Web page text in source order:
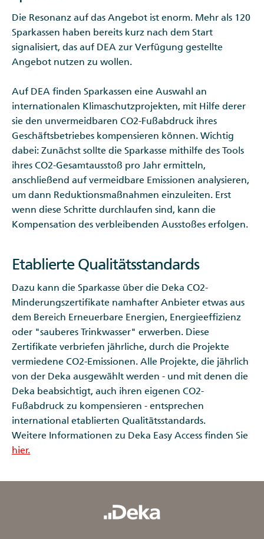
Die Resonanz auf das Angebot ist enorm. Mehr als 120
Sparkassen haben bereits kurz nach dem Start
signalisiert, das auf DEA zur Verfügung gestellte
Angebot nutzen zu wollen.
Auf DEA finden Sparkassen eine Auswahl an
internationalen Klimaschutzprojekten, mit Hilfe derer
sie den unvermeidbaren CO2-Fußabdruck ihres
Geschäftsbetriebes kompensieren können. Wichtig
dabei: Zunächst sollte die Sparkasse mithilfe des Tools
ihres CO2-Gesamtausstoß pro Jahr ermitteln,
anschließend auf vermeidbare Emissionen analysieren,
um dann Reduktionsmaßnahmen einzuleiten. Erst
wenn diese Schritte durchlaufen sind, kann die
Kompensation des verbleibenden Ausstoßes erfolgen.
Etablierte Qualitätsstandards
Dazu kann die Sparkasse über die Deka CO2-
Minderungszertifikate namhafter Anbieter etwas aus
dem Bereich Erneuerbare Energien, Energieeffizienz
oder "sauberes Trinkwasser" erwerben. Diese
Zertifikate verbriefen jährliche, durch die Projekte
vermiedene CO2-Emissionen. Alle Projekte, die jährlich
von der Deka ausgewählt werden - und mit denen die
Deka beabsichtigt, auch ihren eigenen CO2-
Fußabdruck zu kompensieren - entsprechen
international etablierten Qualitätsstandards.
Weitere Informationen zu Deka Easy Access finden Sie
hier.